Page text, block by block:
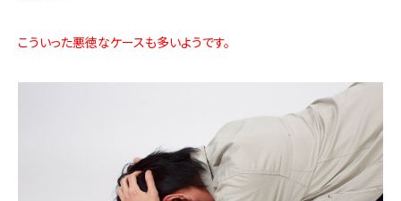
こういった悪徳なケースも多いようです。